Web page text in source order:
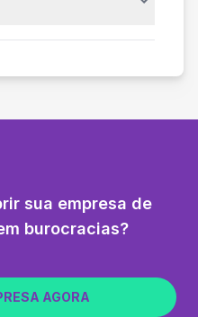
sua empresa de
burocracias?
AGORA